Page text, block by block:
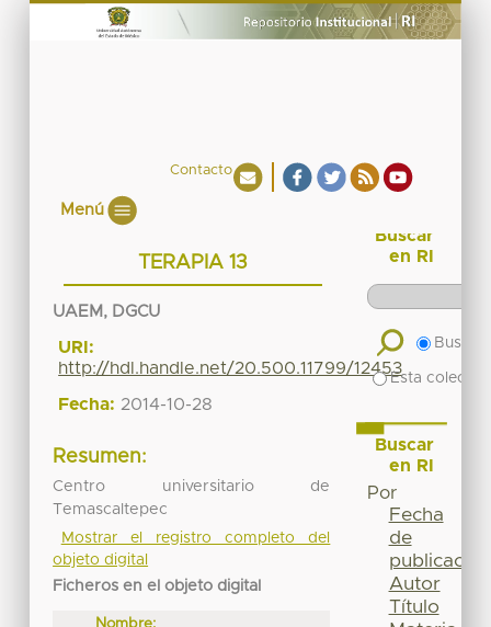
Contacto
Menú
TERAPIA 13
UAEM, DGCU
URI:
http://hdl.handle.net/20.500.11799/12453
Fecha: 2014-10-28
Resumen:
Centro universitario de
Temascaltepec
Mostrar el registro completo del
objeto digital
Ficheros en el objeto digital
Nombre:
Buscar
en RI
Buscar
Esta
Buscar
en RI
Por
Fecha
de
publicación
Autor
Título